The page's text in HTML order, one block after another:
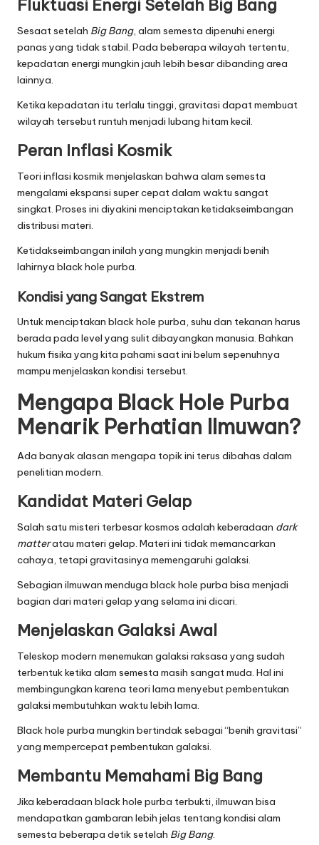
Fluktuasi Energi Setelah Big Bang
Sesaat setelah Big Bang, alam semesta dipenuhi energi
panas yang tidak stabil. Pada beberapa wilayah tertentu,
kepadatan energi mungkin jauh lebih besar dibanding area
lainnya.
Ketika kepadatan itu terlalu tinggi, gravitasi dapat membuat
wilayah tersebut runtuh menjadi lubang hitam kecil.
Peran Inflasi Kosmik
Teori inflasi kosmik menjelaskan bahwa alam semesta
mengalami ekspansi super cepat dalam waktu sangat
singkat. Proses ini diyakini menciptakan ketidakseimbangan
distribusi materi.
Ketidakseimbangan inilah yang mungkin menjadi benih
lahirnya black hole purba.
Kondisi yang Sangat Ekstrem
Untuk menciptakan black hole purba, suhu dan tekanan harus
berada pada level yang sulit dibayangkan manusia. Bahkan
hukum fisika yang kita pahami saat ini belum sepenuhnya
mampu menjelaskan kondisi tersebut.
Mengapa Black Hole Purba
Menarik Perhatian Ilmuwan?
Ada banyak alasan mengapa topik ini terus dibahas dalam
penelitian modern.
Kandidat Materi Gelap
Salah satu misteri terbesar kosmos adalah keberadaan dark
matteratau materi gelap. Materi ini tidak memancarkan
cahaya, tetapi gravitasinya memengaruhi galaksi.
Sebagian ilmuwan menduga black hole purba bisa menjadi
bagian dari materi gelap yang selama ini dicari.
Menjelaskan Galaksi Awal
Teleskop modern menemukan galaksi raksasa yang sudah
terbentuk ketika alam semesta masih sangat muda. Hal ini
membingungkan karena teori lama menyebut pembentukan
galaksi membutuhkan waktu lebih lama.
Black hole purba mungkin bertindak sebagai “benih gravitasi”
yang mempercepat pembentukan galaksi.
Membantu Memahami Big Bang
Jika keberadaan black hole purba terbukti, ilmuwan bisa
mendapatkan gambaran lebih jelas tentang kondisi alam
semesta beberapa detik setelah Big Bang.